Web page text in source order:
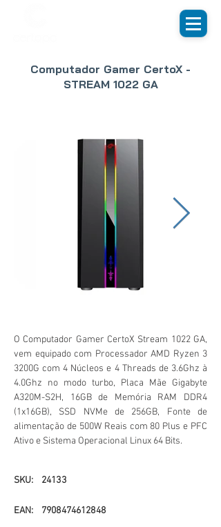
Computador Gamer CertoX -
STREAM 1022 GA
O Computador Gamer CertoX Stream 1022 GA,
vem equipado com Processador AMD Ryzen 3
3200G com 4 Núcleos e 4 Threads de 3.6Ghz à
4.0Ghz no modo turbo, Placa Mãe Gigabyte
A320M-S2H, 16GB de Memória RAM DDR4
(1x16GB), SSD NVMe de 256GB, Fonte de
alimentação de 500W Reais com 80 Plus e PFC
Ativo e Sistema Operacional Linux 64 Bits.
SKU: 24133
EAN: 7908474612848